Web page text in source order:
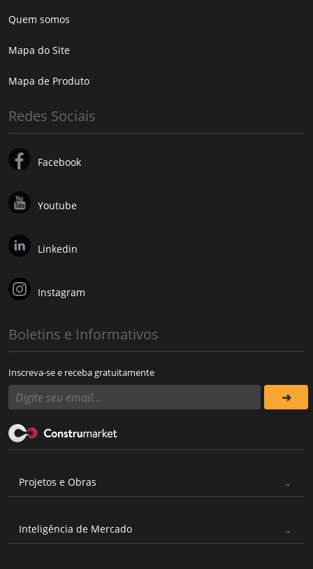
Quem somos
Mapa do Site
Mapa de Produto
Redes Sociais
Facebook
Youtube
Linkedin
Instagram
Boletins e Informativos
Inscreva-se e receba gratuitamente
Projetos e Obras
Inteligência de Mercado